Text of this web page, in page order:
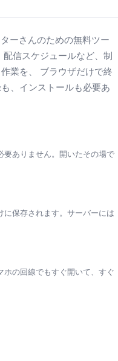
ーさんのための無料ツー
信スケジュールなど、制
業を、 ブラウザだけで終
、インストールも必要あ
要ありません。開いたその場で
保存されます。サーバーには
ホの回線でもすぐ開いて、すぐ